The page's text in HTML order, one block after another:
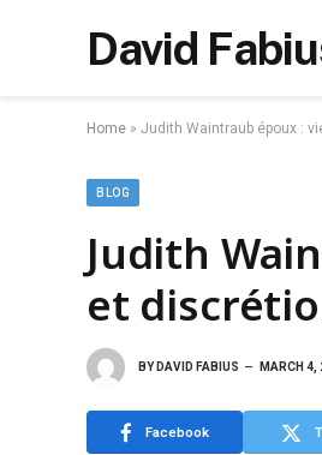
David
Home » Judith Waintraub époux :
BLOG
Judith
et
BY DAVID FABIUS MARCH 4,
Facebook